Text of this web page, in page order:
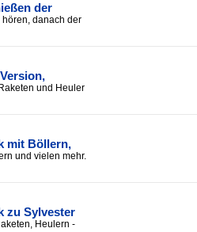
der
danach der
und Heuler
mit Böllern,
und vielen mehr.
zu Sylvester
Heulern -